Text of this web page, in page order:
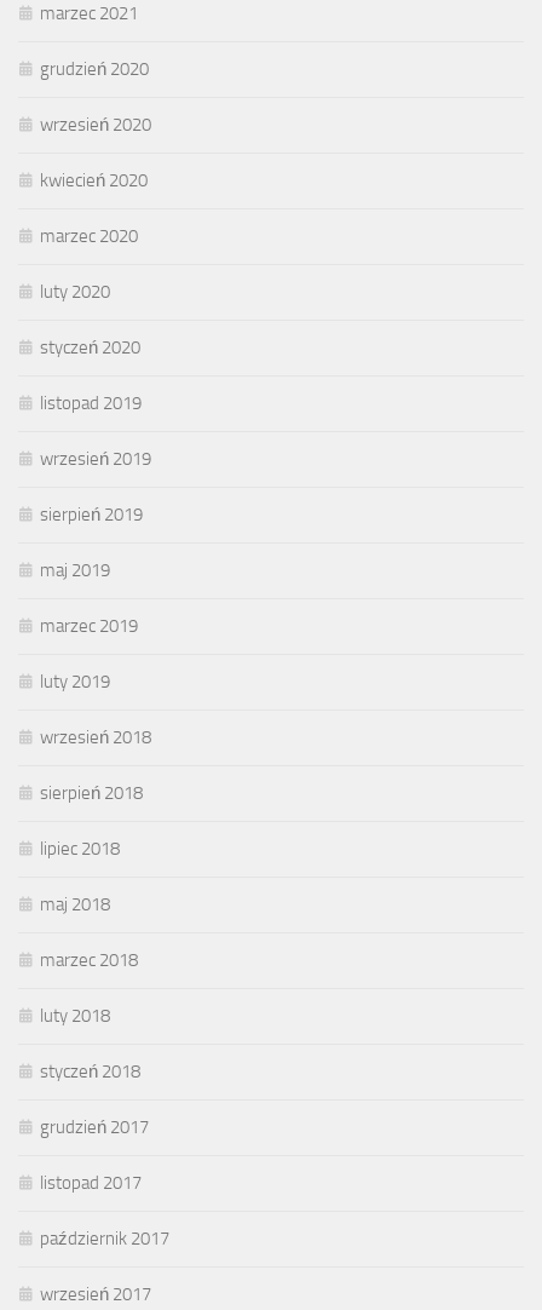
marzec 2021
grudzień 2020
wrzesień 2020
kwiecień 2020
marzec 2020
luty 2020
styczeń 2020
listopad 2019
wrzesień 2019
sierpień 2019
maj 2019
marzec 2019
luty 2019
wrzesień 2018
sierpień 2018
lipiec 2018
maj 2018
marzec 2018
luty 2018
styczeń 2018
grudzień 2017
listopad 2017
październik 2017
wrzesień 2017